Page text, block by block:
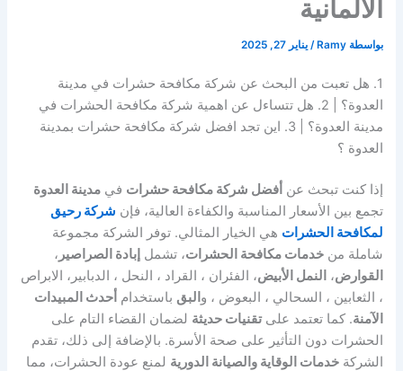
الالمانية
بواسطة Ramy
/يناير 27, 2025
1. هل تعبت من البحث عن شركة مكافحة حشرات في مدينة
العدوة؟ | 2. هل تتساءل عن اهمية شركة مكافحة الحشرات في
مدينة العدوة؟ | 3. اين تجد افضل شركة مكافحة حشرات بمدينة
العدوة ؟
إذا كنت تبحث عن أفضل شركة مكافحة حشرات فيمدينة العدوة
تجمع بين الأسعار المناسبة والكفاءة العالية، فإن شركة رحيق
لمكافحة الحشرات هي الخيار المثالي. توفر الشركة مجموعة
شاملة منخدمات مكافحة الحشرات، تشملإبادة الصراصير ،
القوارض، النمل الأبيض، الفئران ، القراد ، النحل ، الدبابير، الابراص
، الثعابين ، السحالي ، البعوض ، و البق باستخدام أحدث المبيدات
الآمنة. كما تعتمد علىتقنيات حديثة لضمان القضاء التام على
الحشرات دون التأثير على صحة الأسرة. بالإضافة إلى ذلك، تقدم
الشركةخدمات الوقاية والصيانة الدورية لمنع عودة الحشرات، مما